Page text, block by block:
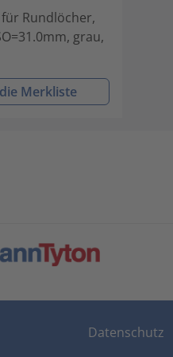
Rundlöcher,
grau,
Merkliste
Datenschutz